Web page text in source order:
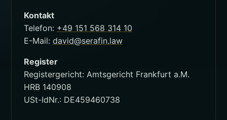
Kontakt
Telefon: +49 151 568 314 10
E-Mail: david@serafin.law
Register
Registergericht: Amtsgericht Frankfurt a.M.
HRB 140908
USt-IdNr.: DE459460738